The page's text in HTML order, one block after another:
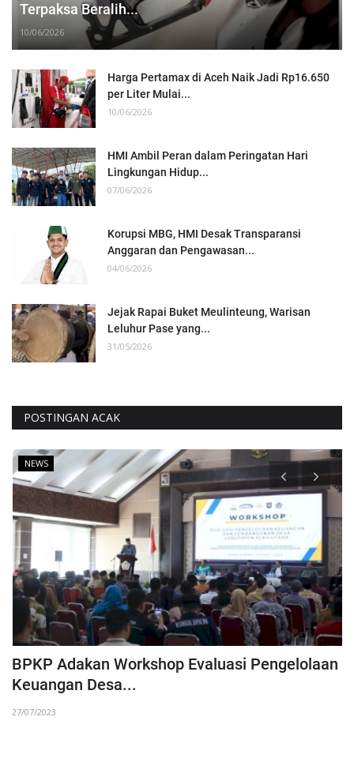
Terpaksa Beralih...
10/06/2026
Harga Pertamax di Aceh Naik Jadi Rp16.650
per Liter Mulai...
10/06/2026
HMI Ambil Peran dalam Peringatan Hari
Lingkungan Hidup...
07/06/2026
Korupsi MBG, HMI Desak Transparansi
Anggaran dan Pengawasan...
04/06/2026
Jejak Rapai Buket Meulinteung, Warisan
Leluhur Pase yang...
31/05/2026
POSTINGAN ACAK
NEWS
BPKP Adakan Workshop Evaluasi Pengelolaan
Keuangan Desa...
27/07/2023